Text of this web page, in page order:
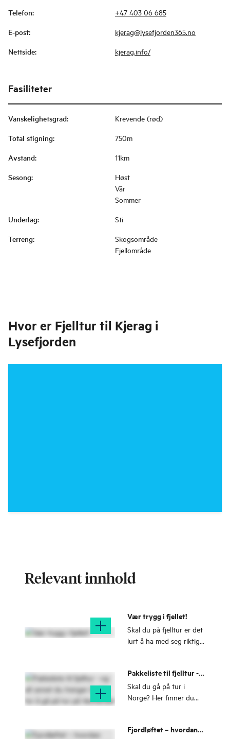
Telefon: +47 403 06 685
E-post: kjerag@lysefjorden365.no
Nettside: kjerag.info/
Fasiliteter
Vanskelighetsgrad: Krevende (rød)
Total stigning: 750m
Avstand: 11km
Sesong:
Høst
Vår
Sommer
Underlag: Sti
Terreng:
Skogsområde
Fjellområde
Hvor er Fjelltur til Kjerag i
Lysefjorden
Relevant innhold
Vær trygg i fjellet!
Skal du på fjelltur er det
lurt å ha med seg riktig
gjelder nemlig ikke bare
på påskefjellet.
Pakkeliste til fjelltur -
og alt annet du trenger
å vite for å gå på tur på
Skal du gå på tur i
Norge? Her finner du
vanskelighetsgrad samt
Fjordløftet – hvordan